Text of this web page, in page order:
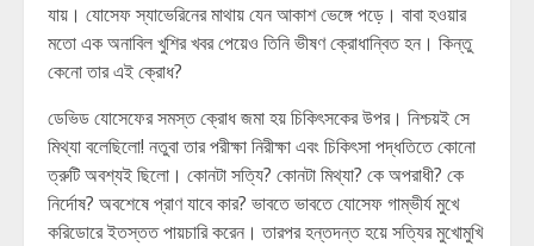
যায়। যোসেফ স্যাভেরিনের মাথায় যেন আকাশ ভেঙ্গে পড়ে। বাবা হওয়ার
মতো এক অনাবিল খুশির খবর পেয়েও তিনি ভীষণ ক্রোধান্বিত হন। কিন্তু
কেনো তার এই ক্রোধ?
ডেভিড যোসেফের সমস্ত ক্রোধ জমা হয় চিকিৎসকের উপর। নিশ্চয়ই সে
মিথ্যা বলেছিলো! নতুবা তার পরীক্ষা নিরীক্ষা এবং চিকিৎসা পদ্ধতিতে কোনো
ত্রুটি অবশ্যই ছিলো। কোনটা সত্যি? কোনটা মিথ্যা? কে অপরাধী? কে
নির্দোষ? অবশেষে প্রাণ যাবে কার? ভাবতে ভাবতে যোসেফ গাম্ভীর্য মুখে
করিডোরে ইতস্তত পায়চারি করেন। তারপর হন্তদন্ত হয়ে সত্যির মুখোমুখি